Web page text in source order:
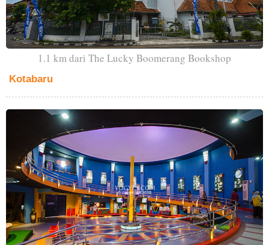
1.1 km dari The Lucky Boomerang Bookshop
Kotabaru